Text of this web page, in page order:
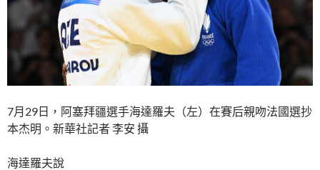
7月29日，阿塞拜疆選手海達羅夫（左）在賽后親吻法國選抄
本杰明。新華社記者 李安 攝
海達羅夫說